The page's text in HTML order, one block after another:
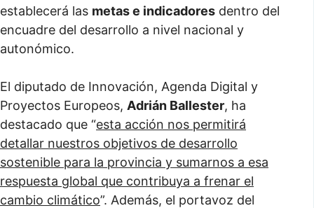
establecerá las metas e indicadores dentro del
encuadre del desarrollo a nivel nacional y
autonómico.
El diputado de Innovación, Agenda Digital y
Proyectos Europeos, Adrián Ballester, ha
destacado que “esta acción nos permitirá
detallar nuestros objetivos de desarrollo
sostenible para la provincia y sumarnos a esa
respuesta global que contribuya a frenar el
cambio climático”. Además, el portavoz del